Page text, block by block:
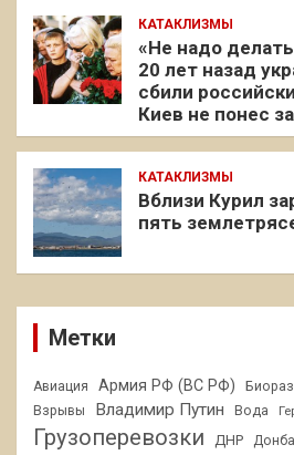
КАТАКЛИЗМЫ
«Не надо
20 лет назад
сбили
Киев не понес
КАТАКЛИЗМЫ
Вблизи Курил
пять
Метки
Авиация Армия РФ (ВС РФ)
Взрывы Владимир Путин Вода
Грузоперевозки ДНР